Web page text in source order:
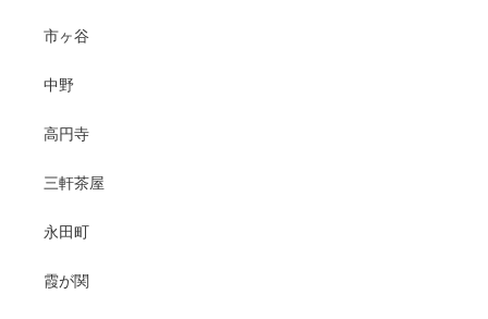
市ヶ谷
中野
高円寺
三軒茶屋
永田町
霞が関